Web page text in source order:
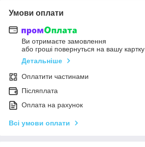
Умови оплати
Ви отримаєте замовлення
або гроші повернуться на вашу картку
Детальніше
Оплатити частинами
Післяплата
Оплата на рахунок
Всі умови оплати